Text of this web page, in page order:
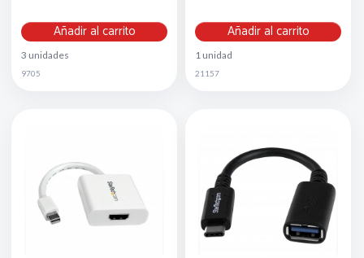
Añadir al carrito
3 unidades
9705
Añadir al carrito
1 unidad
21157